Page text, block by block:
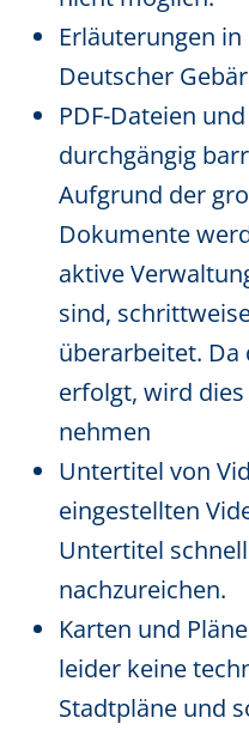
Erläuterungen
Deutscher
PDF-Dateien
durchgängig
Aufgrund der
Dokumente
aktive
sind,
überarbeitet. Da
erfolgt, wird
nehmen
Untertitel von
eingestellten
Untertitel
nachzureichen.
Karten und
leider keine
Stadtpläne und